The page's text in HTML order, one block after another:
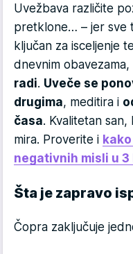
Uvežbava različite
pretklone… – jer sve
ključan za isceljenje
dnevnim obavezama,
radi. Uveče se
drugima, meditira i
časa. Kvalitetan
mira. Proverite i
negativnih misli u
Šta je zapravo
Čopra zaključuje